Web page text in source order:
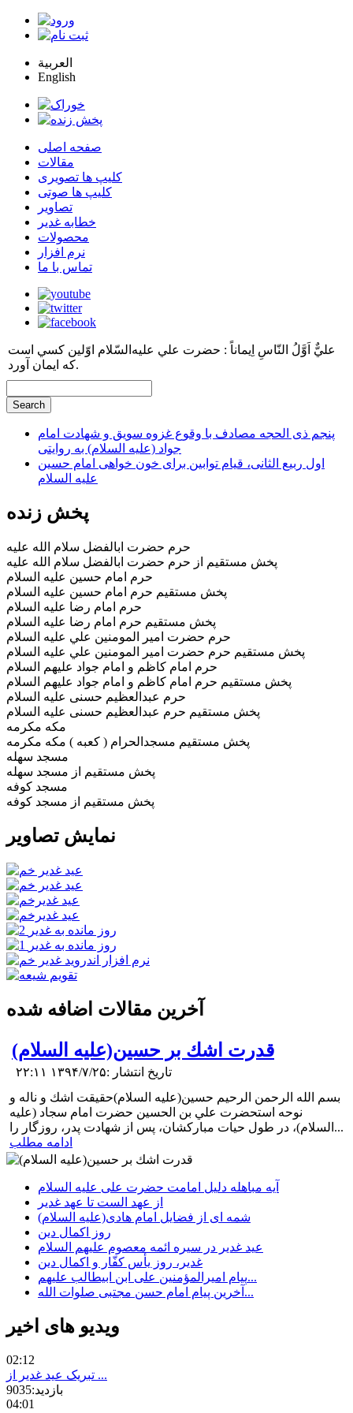
العربية
English
صفحه اصلی
مقالات
کلیپ ها تصویری
کلیپ ها صوتی
تصاویر
خطابه غدیر
محصولات
نرم افزار
تماس با ما
عليٌّ اَوَّلُ النّاسِ اِيماناً : حضرت علي عليه‌السّلام اوّلين كسي است
كه ايمان آورد.
پنجم ذی الحجه مصادف با وقوع غزوه سویق و شهادت امام
جواد (علیه السلام) به روایتی
اول ربیع الثانی، قیام توابین برای خون خواهی امام حسین
علیه السلام
پخش زنده
حرم حضرت ابالفضل سلام الله عليه
پخش مستقيم از حرم حضرت ابالفضل سلام الله عليه
حرم امام حسین علیه السلام
پخش مستقیم حرم امام حسین علیه السلام
حرم امام رضا علیه السلام
پخش مستقیم حرم امام رضا علیه السلام
حرم حضرت امير المومنين علي عليه السلام
پخش مستقيم حرم حضرت امير المومنين علي عليه السلام
حرم امام کاظم و امام جواد علیهم السلام
پخش مستقیم حرم امام کاظم و امام جواد علیهم السلام
حرم عبدالعظیم حسنی علیه السلام
پخش مستقیم حرم عبدالعظیم حسنی علیه السلام
مکه مکرمه
پخش مستقیم مسجدالحرام ( کعبه ) مکه مکرمه
مسجد سهله
پخش مستقيم از مسجد سهله
مسجد کوفه
پخش مستقيم از مسجد کوفه
نمایش تصاویر
آخرین مقالات اضافه شده
قدرت اشك بر حسين(علیه السلام)
تاریخ انتشار :۱۳۹۴/۷/۲۵ ۲۲:۱۱
بسم الله الرحمن الرحیم حسين(علیه السلام)حقيقت اشك و ناله و
نوحه استحضرت علي بن الحسين حضرت امام سجاد (علیه
السلام)، در طول حيات مباركشان، پس از شهادت پدر، روزگار را...
ادامه مطلب
آیه مباهله دلیل امامت حضرت علی علیه السلام
از عهد الست تا عهد غدير
شمه ای از فضایل امام هادی(علیه السلام)
روز اکمال دین
عيد غدير در سيره ائمه معصوم علیهم السلام
پیام امیرالمؤمنین علی ابن ابیطالب علیهم...
آخرین پیام امام حسن مجتبی صلوات‌ الله‌...
ویدیو های اخیر
02:12
تبریک عید غدیر از ...
بازدید:9035
04:01